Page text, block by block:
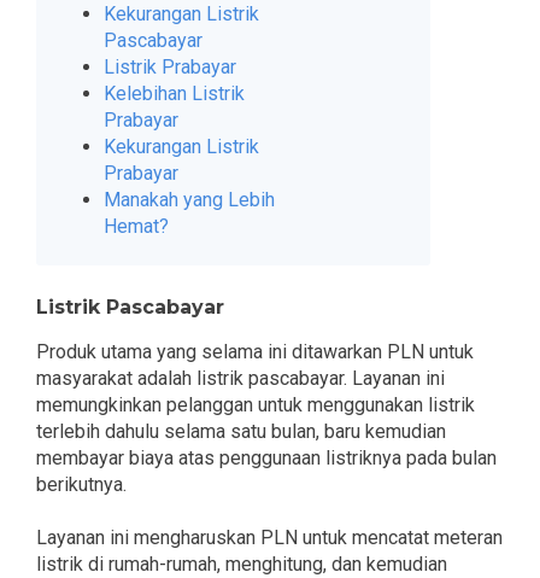
Kekurangan Listrik
Pascabayar
Listrik Prabayar
Kelebihan Listrik
Prabayar
Kekurangan Listrik
Prabayar
Manakah yang Lebih
Hemat?
Listrik Pascabayar
Produk utama yang selama ini ditawarkan PLN untuk
masyarakat adalah listrik pascabayar. Layanan ini
memungkinkan pelanggan untuk menggunakan listrik
terlebih dahulu selama satu bulan, baru kemudian
membayar biaya atas penggunaan listriknya pada bulan
berikutnya.
Layanan ini mengharuskan PLN untuk mencatat meteran
listrik di rumah-rumah, menghitung, dan kemudian